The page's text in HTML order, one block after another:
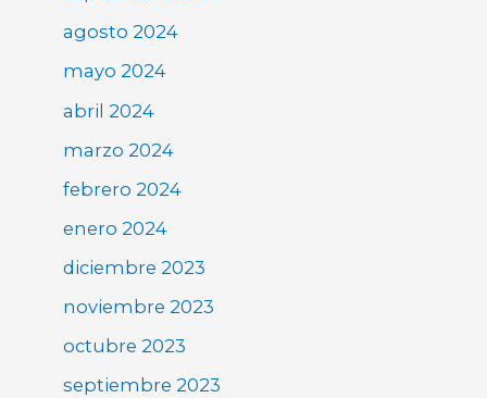
agosto 2024
mayo 2024
abril 2024
marzo 2024
febrero 2024
enero 2024
diciembre 2023
noviembre 2023
octubre 2023
septiembre 2023